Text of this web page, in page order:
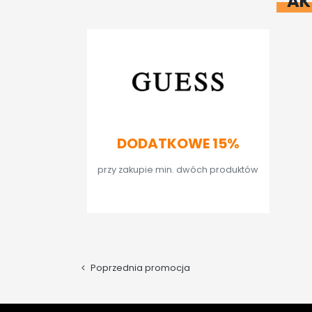
DODATKOWE 15%
przy zakupie min. dwóch produktów
Poprzednia promocja